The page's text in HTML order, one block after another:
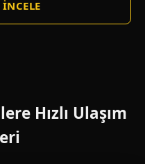
Hızlı Ulaşım